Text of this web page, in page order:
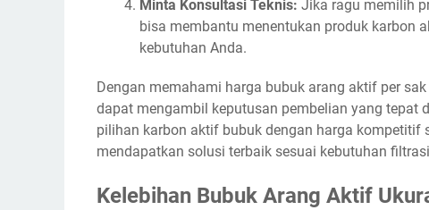
Minta Konsultasi Teknis: Jika ragu memilih
bisa membantu menentukan produk karbon
kebutuhan Anda.
Dengan memahami harga bubuk arang aktif per
dapat mengambil keputusan pembelian yang tepat
pilihan karbon aktif bubuk dengan harga kompetitif
mendapatkan solusi terbaik sesuai kebutuhan
Kelebihan Bubuk Arang Aktif